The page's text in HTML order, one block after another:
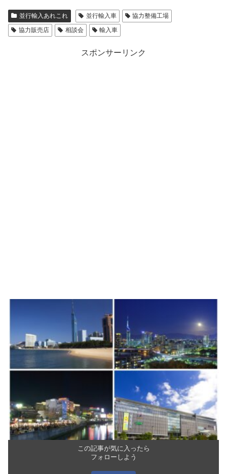
並行輸入あれこれ 並行輸入車
協力整備工場
協力販売店
相談会 輸入車
スポンサーリンク
この記事が気に入ったら
フォローしよう